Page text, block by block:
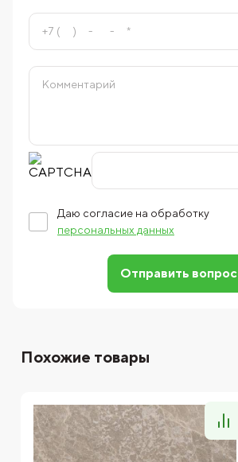
Даю согласие на обработку
персональных данных
Отправить вопрос
Похожие товары